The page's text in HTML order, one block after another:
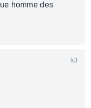
homme des
#3